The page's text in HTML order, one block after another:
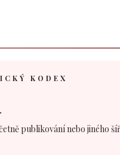
KODEX
publikování nebo jiného